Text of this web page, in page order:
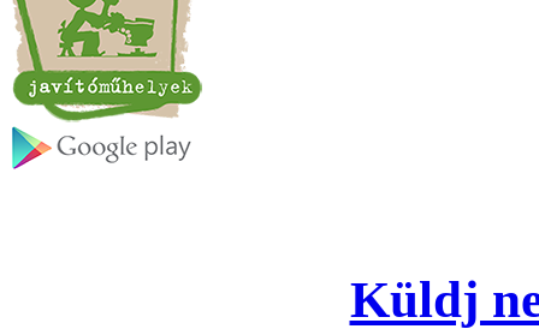
Küldj